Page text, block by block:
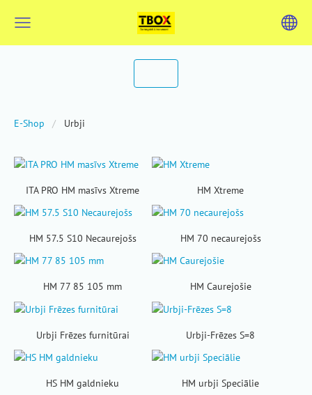
E-Shop Urbji
ITA PRO HM masīvs Xtreme HM Xtreme
HM 57.5 S10 Necaurejošs HM 70 necaurejošs
HM 77 85 105 mm HM Caurejošie
Urbji Frēzes furnitūrai Urbji-Frēzes S=8
HS HM galdnieku HM urbji Speciālie